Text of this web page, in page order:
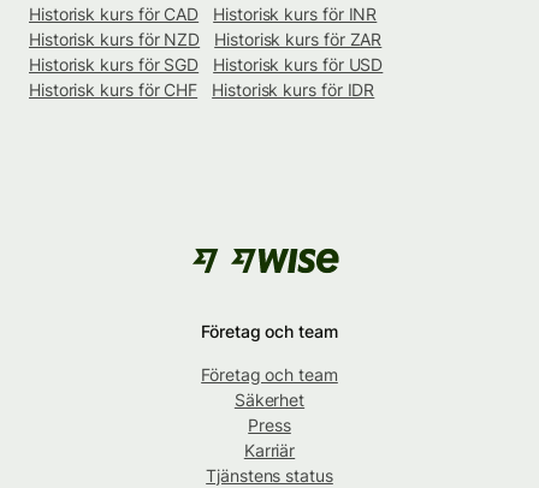
Historisk kurs för CAD
Historisk kurs för INR
Historisk kurs för NZD
Historisk kurs för ZAR
Historisk kurs för SGD
Historisk kurs för USD
Historisk kurs för CHF
Historisk kurs för IDR
Företag och team
Företag och team
Säkerhet
Press
Karriär
Tjänstens status